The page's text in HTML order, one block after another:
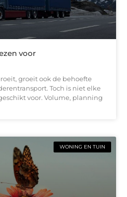
voor
groeit ook de behoefte
Toch is niet elke
voor. Volume, planning
WONING EN TUIN